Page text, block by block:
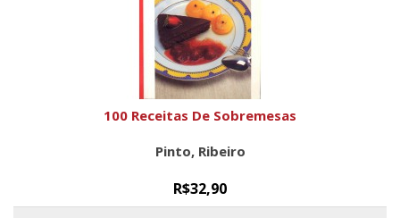
100 Receitas De Sobremesas
Pinto, Ribeiro
R$32,90